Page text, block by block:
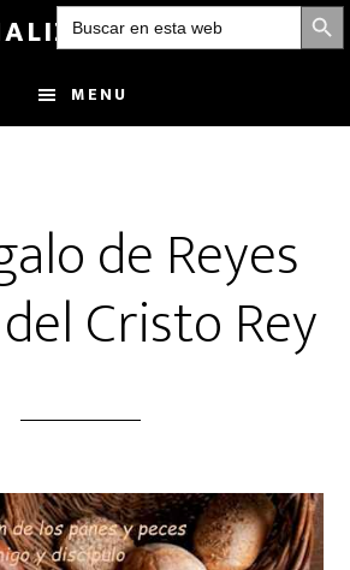
Buscar:
MENU
de Reyes
Cristo Rey